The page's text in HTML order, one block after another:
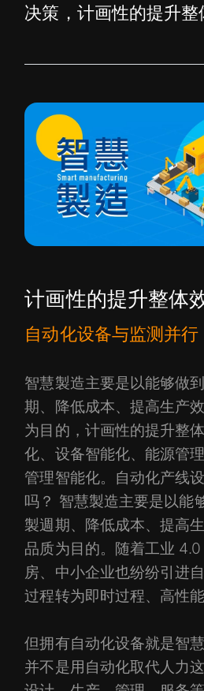
决策，计画性的提升整
计画性的提升整体
自动化设备与监测并行
智慧製造主要是以能够做
期、降低成本、提高生产
为目的，计画性的提升整
化、设备智能化、能源管
管理智能化。自动化产线
吗？ 智慧製造主要是以能
製週期、降低成本、提高
品质为目的。随着工业
房、中小企业也纷纷引进
过程转为即时过程、高性能
但拥有自动化设备就是智
并不是用自动化取代人力